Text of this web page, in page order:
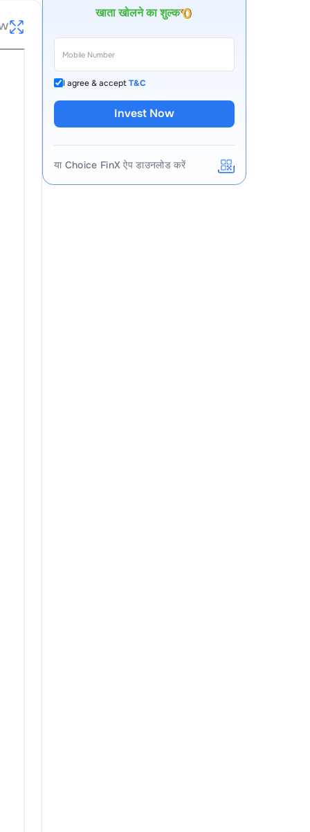
पहले वर्ष के लिए AMC
कॉल और ट्रेड शुल्क
I agree & acceptT&C
Invest Now
या Choice FinX ऐप डाउनलोड करें